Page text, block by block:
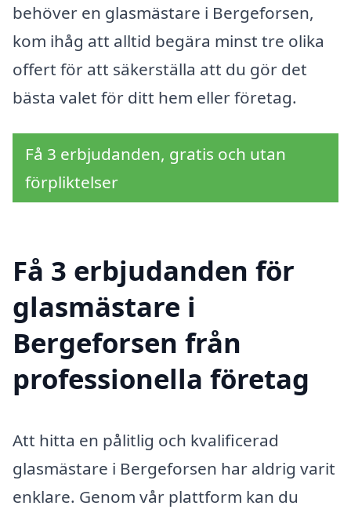
behöver en glasmästare i Bergeforsen,
kom ihåg att alltid begära minst tre olika
offert för att säkerställa att du gör det
bästa valet för ditt hem eller företag.
Få 3 erbjudanden, gratis och utan
förpliktelser
Få 3 erbjudanden för
glasmästare i
Bergeforsen från
professionella företag
Att hitta en pålitlig och kvalificerad
glasmästare i Bergeforsen har aldrig varit
enklare. Genom vår plattform kan du